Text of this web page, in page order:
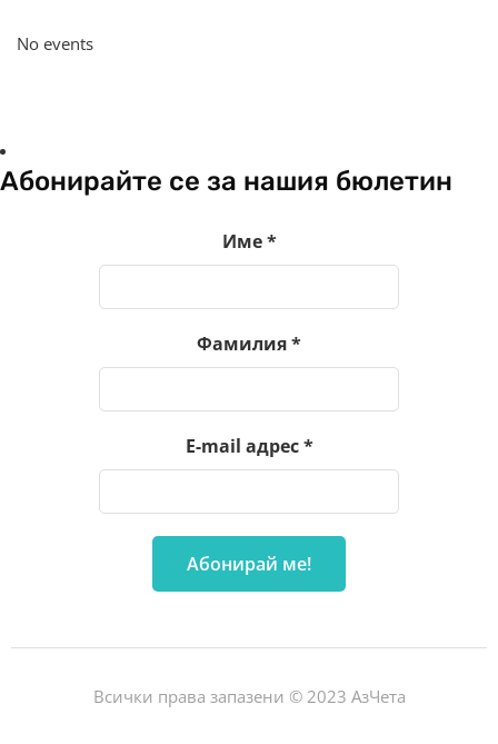
No events
Абонирайте се за нашия бюлетин
Име*
Фамилия*
E-mail адрес*
Всички права запазени © 2023 АзЧета